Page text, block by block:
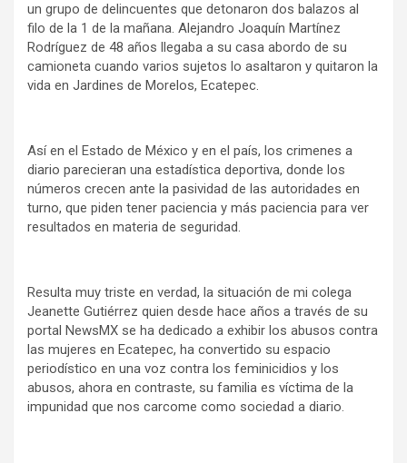
un grupo de delincuentes que detonaron dos balazos al
filo de la 1 de la mañana. Alejandro Joaquín Martínez
Rodríguez de 48 años llegaba a su casa abordo de su
camioneta cuando varios sujetos lo asaltaron y quitaron la
vida en Jardines de Morelos, Ecatepec.
Así en el Estado de México y en el país, los crimenes a
diario parecieran una estadística deportiva, donde los
números crecen ante la pasividad de las autoridades en
turno, que piden tener paciencia y más paciencia para ver
resultados en materia de seguridad.
Resulta muy triste en verdad, la situación de mi colega
Jeanette Gutiérrez quien desde hace años a través de su
portal NewsMX se ha dedicado a exhibir los abusos contra
las mujeres en Ecatepec, ha convertido su espacio
periodístico en una voz contra los feminicidios y los
abusos, ahora en contraste, su familia es víctima de la
impunidad que nos carcome como sociedad a diario.